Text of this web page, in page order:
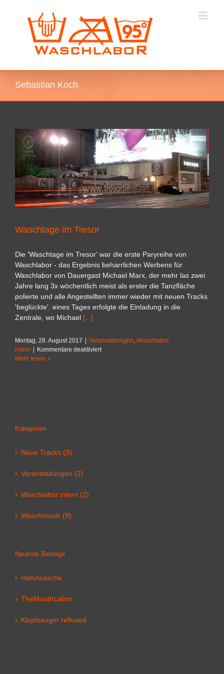
Sebastian Koch
Waschtage im Tresor
Die 'Waschtage im Tresor' war die erste Paryreihe von
Waschlabor - das Ergebnis beharrlichen Werbens für
Waschlabor von Dauergast Michael Marx, der mehr las zwei
Jahre lang 3x wöchentlich meist als erster die Tanzfläche
polierte und alle Angestellten immer wieder mit neuen Tracks
'beglückte'. eines Tages erfolgte die Einladung in die
Zentrale, wo Michael [...]
Montag, 28. August 2017 | Veranstaltungen Waschlabor
intern | Kommentare deaktiviertfür
Mehr lesen
Kategorien
Neue Tracks (3)
Veranstaltungen (2)
Waschlabor intern (2)
Waschmusik (9)
Neueste Beiträge
Handwäsche
TheMouthLabor
Klopfsauger refluxed